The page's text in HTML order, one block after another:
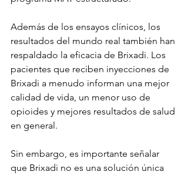
Además de los ensayos clínicos, los
resultados del mundo real también han
respaldado la eficacia de Brixadi. Los
pacientes que reciben inyecciones de
Brixadi a menudo informan una mejor
calidad de vida, un menor uso de
opioides y mejores resultados de salud
en general.
Sin embargo, es importante señalar
que Brixadi no es una solución única